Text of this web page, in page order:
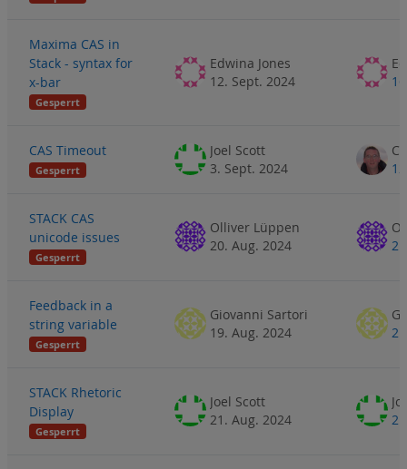
Maxima CAS in
Stack - syntax for
x-bar
Gesperrt
Edwina Jones
12. Sept. 2024
CAS Timeout
Gesperrt
Joel Scott
3. Sept. 2024
STACK CAS
unicode issues
Gesperrt
Olliver Lüppen
20. Aug. 2024
Feedback in a
string variable
Gesperrt
Giovanni Sartori
19. Aug. 2024
STACK Rhetoric
Display
Gesperrt
Joel Scott
21. Aug. 2024